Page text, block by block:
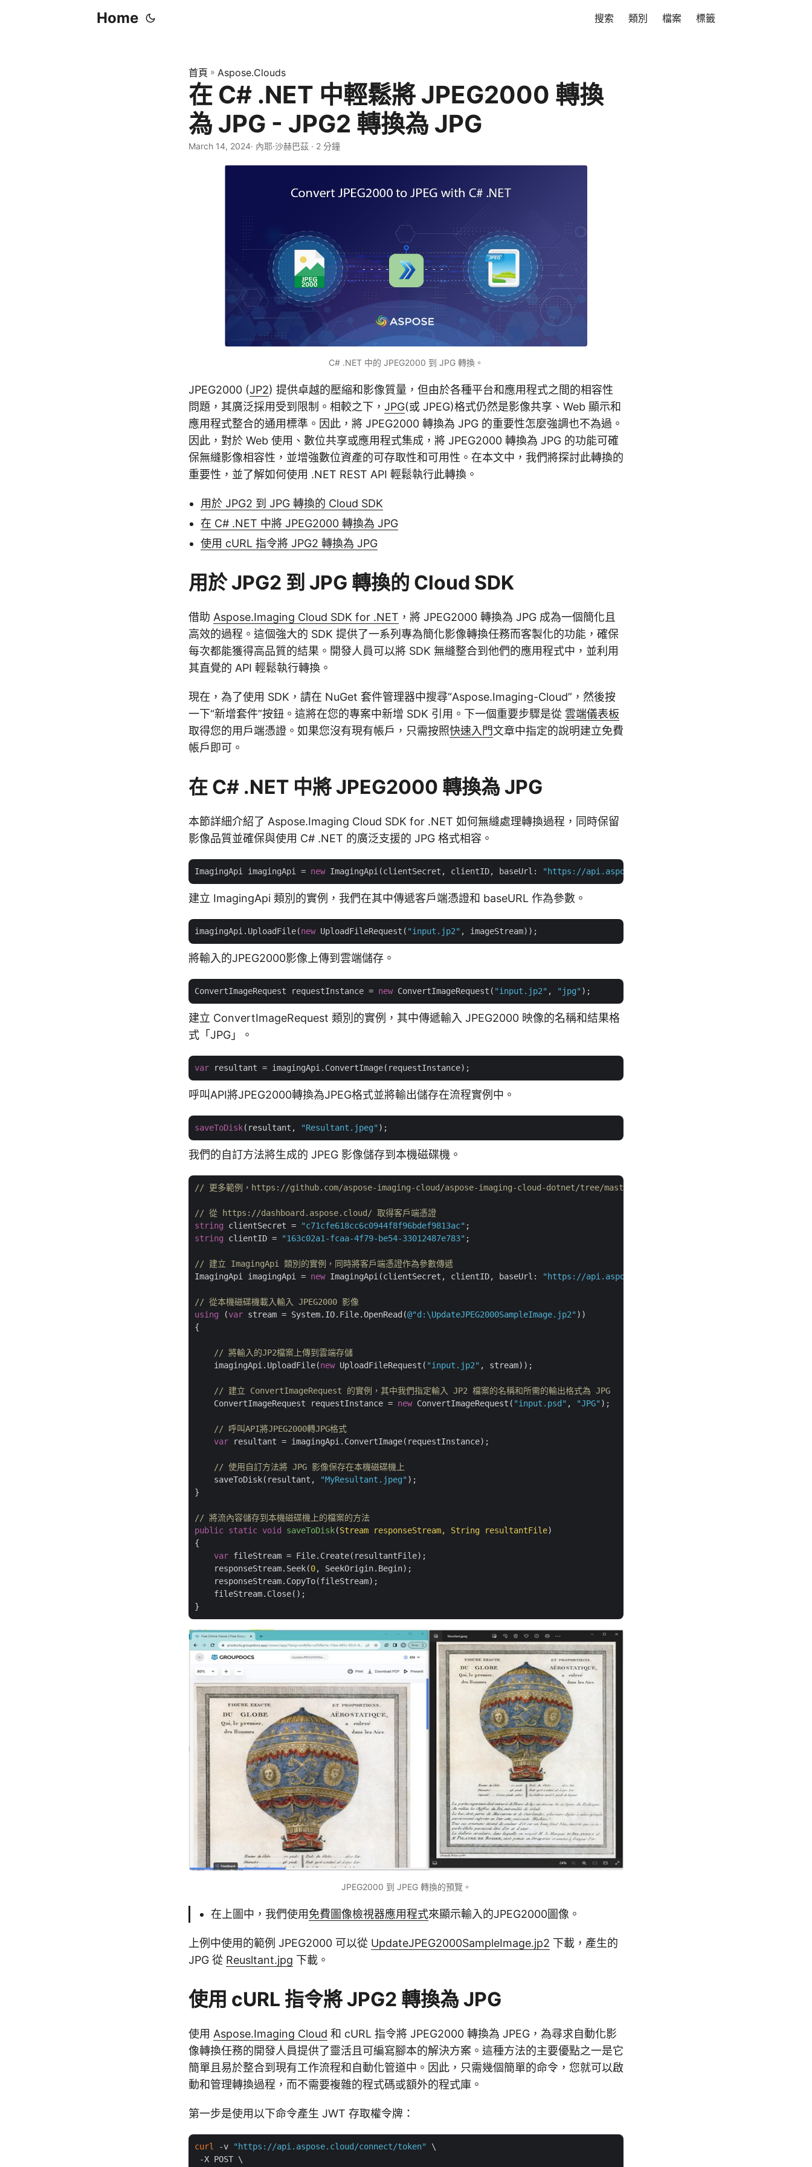
Home 搜索 類別 檔案 標籤
首頁 » Aspose.Clouds
在 C# .NET 中輕鬆將 JPEG2000 轉換
為 JPG - JPG2 轉換為 JPG
March 14, 2024· 內耶·沙赫巴茲 · 2 分鐘
C# .NET 中的 JPEG2000 到 JPG 轉換。
JPEG2000 (JP2) 提供卓越的壓縮和影像質量，但由於各種平台和應用程式之間的相容性
問題，其廣泛採用受到限制。相較之下， JPG(或 JPEG)格式仍然是影像共享、Web 顯示和
應用程式整合的通用標準。因此，將 JPEG2000 轉換為 JPG 的重要性怎麼強調也不為過。
因此，對於 Web 使用、數位共享或應用程式集成，將 JPEG2000 轉換為 JPG 的功能可確
保無縫影像相容性，並增強數位資產的可存取性和可用性。在本文中，我們將探討此轉換的
重要性，並了解如何使用 .NET REST API 輕鬆執行此轉換。
用於 JPG2 到 JPG 轉換的 Cloud SDK
在 C# .NET 中將 JPEG2000 轉換為 JPG
使用 cURL 指令將 JPG2 轉換為 JPG
用於 JPG2 到 JPG 轉換的 Cloud SDK
借助 Aspose.Imaging Cloud SDK for .NET ，將 JPEG2000 轉換為 JPG 成為一個簡化且
高效的過程。這個強大的 SDK 提供了一系列專為簡化影像轉換任務而客製化的功能，確保
每次都能獲得高品質的結果。開發人員可以將 SDK 無縫整合到他們的應用程式中，並利用
其直覺的 API 輕鬆執行轉換。
現在，為了使用 SDK，請在 NuGet 套件管理器中搜尋“Aspose.Imaging-Cloud”，然後按
一下“新增套件”按鈕。這將在您的專案中新增 SDK 引用。下一個重要步驟是從 雲端儀表板
取得您的用戶端憑證。如果您沒有現有帳戶，只需按照快速入門文章中指定的說明建立免費
帳戶即可。
在 C# .NET 中將 JPEG2000 轉換為 JPG
本節詳細介紹了 Aspose.Imaging Cloud SDK for .NET 如何無縫處理轉換過程，同時保留
影像品質並確保與使用 C# .NET 的廣泛支援的 JPG 格式相容。
ImagingApi imagingApi = new ImagingApi(clientSecret, clientID, baseUrl: "https://api.aspose.cloud"
建立 ImagingApi 類別的實例，我們在其中傳遞客戶端憑證和 baseURL 作為參數。
imagingApi.UploadFile(new UploadFileRequest( "input.jp2"
將輸入的JPEG2000影像上傳到雲端儲存。
ConvertImageRequest requestInstance = new ConvertImageRequest( "input.jp2" , "jpg"
建立 ConvertImageRequest 類別的實例，其中傳遞輸入 JPEG2000 映像的名稱和結果格
式「JPG」。
var
呼叫API將JPEG2000轉換為JPEG格式並將輸出儲存在流程實例中。
saveToDisk(resultant, "Resultant.jpeg"
我們的自訂方法將生成的 JPEG 影像儲存到本機磁碟機。
// 更多範例，https://github.com/aspose-imaging-cloud/aspose-imaging-cloud-dotnet/tree/master/Examples
// 從 https://dashboard.aspose.cloud/ 取得客戶端憑證
string clientSecret = "c71cfe618cc6c0944f8f96bdef9813ac"
string clientID = "163c02a1-fcaa-4f79-be54-33012487e783" ;
// 建立 ImagingApi 類別的實例，同時將客戶端憑證作為參數傳遞
ImagingApi imagingApi = new ImagingApi(clientSecret, clientID, baseUrl: "https://api.aspose.cloud"
// 從本機磁碟機載入輸入 JPEG2000 影像
using (var stream = System.IO.File.OpenRead(@"d:\UpdateJPEG2000SampleImage.jp2" ))
{
// 將輸入的JP2檔案上傳到雲端存儲
    imagingApi.UploadFile(
new UploadFileRequest( "input.jp2" , stream));
// 建立 ConvertImageRequest 的實例，其中我們指定輸入 JP2 檔案的名稱和所需的輸出格式為 JPG
    ConvertImageRequest requestInstance =
new ConvertImageRequest( "input.psd" , "JPG" );
// 呼叫API將JPEG2000轉JPG格式
var resultant = imagingApi.ConvertImage(requestInstance);
// 使用自訂方法將 JPG 影像保存在本機磁碟機上
    saveToDisk(resultant,
"MyResultant.jpeg" );
}
// 將流內容儲存到本機磁碟機上的檔案的方法
public static void saveToDisk(Stream responseStream, String resultantFile)
{
var fileStream = File.Create(resultantFile);
    responseStream.Seek(
0, SeekOrigin.Begin);
    responseStream.CopyTo(fileStream);
    fileStream.Close();
JPEG2000 到 JPEG 轉換的預覽。
在上圖中，我們使用免費圖像檢視器應用程式來顯示輸入的JPEG2000圖像。
上例中使用的範例 JPEG2000 可以從 UpdateJPEG2000SampleImage.jp2 下載，產生的
JPG 從 Reusltant.jpg 下載。
使用 cURL 指令將 JPG2 轉換為 JPG
使用 Aspose.Imaging Cloud 和 cURL 指令將 JPEG2000 轉換為 JPEG，為尋求自動化影
像轉換任務的開發人員提供了靈活且可編寫腳本的解決方案。這種方法的主要優點之一是它
簡單且易於整合到現有工作流程和自動化管道中。因此，只需幾個簡單的命令，您就可以啟
動和管理轉換過程，而不需要複雜的程式碼或額外的程式庫。
第一步是使用以下命令產生 JWT 存取權令牌：
curl -v "https://api.aspose.cloud/connect/token"
\
-X POST \